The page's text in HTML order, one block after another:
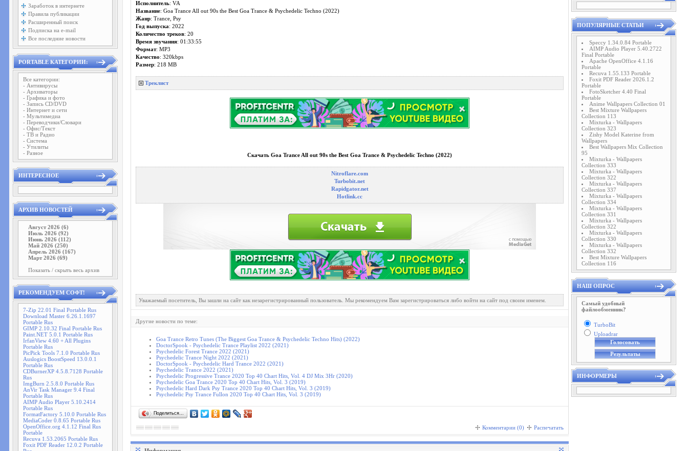
Заработок в интернете
Правила публикации
Расширенный поиск
Подписка на e-mail
Все последние новости
PORTABLE КАТЕГОРИИ:
Все категории:
- Антивирусы
- Архиваторы
- Графика и фото
- Запись CD/DVD
- Интернет и сети
- Мультимедиа
- Переводчики/Словари
- Офис/Текст
- ТВ и Радио
- Система
- Утилиты
- Разное
ИНТЕРЕСНОЕ
АРХИВ НОВОСТЕЙ
Август 2026 (6)
Июль 2026 (92)
Июнь 2026 (112)
Май 2026 (250)
Апрель 2026 (167)
Март 2026 (69)
Показать / скрыть весь архив
РЕКОМЕНДУЕМ СОФТ!
7-Zip 22.01 Final Portable Rus
Download Master 6.26.1.1697
Portable Rus
GIMP 2.10.32 Final Portable Rus
Paint.NET 5.0.1 Portable Rus
IrfanView 4.60 + All Plugins
Portable Rus
PicPick Tools 7.1.0 Portable Rus
Auslogics BoostSpeed 13.0.0.1
Portable Rus
CDBurnerXP 4.5.8.7128 Portable
Rus
ImgBurn 2.5.8.0 Portable Rus
AnVir Task Manager 9.4 Final
Portable Rus
AIMP Audio Player 5.10.2414
Portable Rus
FormatFactory 5.10.0 Portable Rus
MediaCoder 0.8.65 Portable Rus
OpenOffice.org 4.1.12 Final Rus
Portable
Recuva 1.53.2065 Portable Rus
Foxit PDF Reader 12.0.2 Portable
Исполнитель: VA
Название: Goa Trance All out 90s the Best Goa Trance & Psychedelic Techno (2022)
Жанр: Trance, Psy
Год выпуска: 2022
Количество треков: 20
Время звучания: 01:33:55
Формат: MP3
Качество: 320kbps
Размер: 218 MB
Треклист
Скачать Goa Trance All out 90s the Best Goa Trance & Psychedelic Techno (2022)
Nitroflare.com
Turbobit.net
Rapidgator.net
Hotlink.cc
Уважаемый посетитель, Вы зашли на сайт как незарегистрированный пользователь. Мы рекомендуем Вам зарегистрироваться либо войти на сайт под своим именем.
Другие новости по теме:
Goa Trance Retro Tunes (The Biggest Goa Trance & Psychedelic Techno Hits) (2022)
DoctorSpook - Psychedelic Trance Playlist 2022 (2021)
Psychedelic Forest Trance 2022 (2021)
Psychedelic Trance Night 2022 (2021)
DoctorSpook - Psychedelic Hard Trance 2022 (2021)
Psychedelic Trance 2022 (2021)
Psychedelic Progressive Trance 2020 Top 40 Chart Hits, Vol. 4 DJ Mix 3Hr (2020)
Psychedelic Goa Trance 2020 Top 40 Chart Hits, Vol. 3 (2019)
Psychedelic Hard Dark Psy Trance 2020 Top 40 Chart Hits, Vol. 3 (2019)
Psychedelic Psy Trance Fullon 2020 Top 40 Chart Hits, Vol. 3 (2019)
Поделиться…
Комментарии (0) Распечатать
ПОПУЛЯРНЫЕ СТАТЬИ
Speccy 1.34.0.84 Portable
AIMP Audio Player 5.40.2722
Final Portable
Apache OpenOffice 4.1.16
Portable
Recuva 1.55.133 Portable
Foxit PDF Reader 2026.1.2
Portable
FotoSketcher 4.40 Final
Portable
Anime Wallpapers Collection 01
Best Mixture Wallpapers
Collection 113
Mixturka - Wallpapers
Collection 323
Zishy Model Katerine from
Wallpapers
Best Wallpapers Mix Collection
95
Mixturka - Wallpapers
Collection 333
Mixturka - Wallpapers
Collection 322
Mixturka - Wallpapers
Collection 337
Mixturka - Wallpapers
Collection 334
Mixturka - Wallpapers
Collection 331
Mixturka - Wallpapers
Collection 322
Mixturka - Wallpapers
Collection 330
Mixturka - Wallpapers
Collection 332
Best Mixture Wallpapers
Collection 116
НАШ ОПРОС
Самый удобный
файлообменник?
TurboBit
Uploadrar
ИНФОРМЕРЫ